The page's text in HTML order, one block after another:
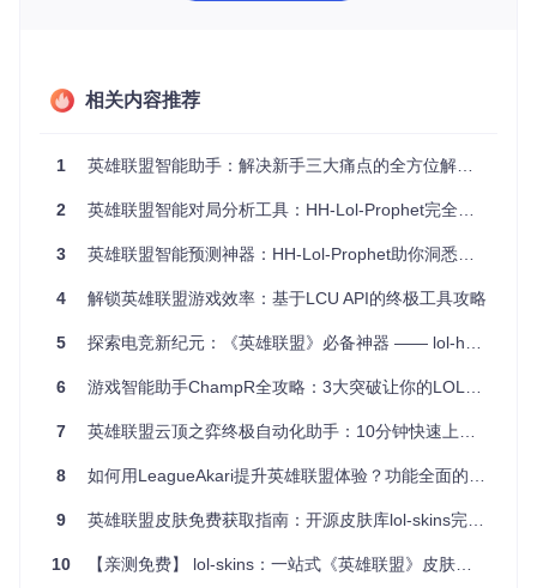
在激烈的团战中，准确掌握队友和敌人的复活时间至关重要。
规划战术，决定是继续追击还是暂时撤退。
场景三：快速分析对局数据
改进。智能助手的战绩查询分析功能可以深度挖掘你的游戏数
LOL辅助工具的浅色主题Logo，适合在不同光线环境下使用
技术实现揭秘：模块化工作原理
这款智能助手采用了模块化的设计，各个功能模块分工明确又
模块名称 主要功能 优势
相关内容推荐
1 英雄联盟智能助手：解决新手三大痛点的全方位解决方案
2 英雄联盟智能对局分析工具：HH-Lol-Prophet完全使用指南
3 英雄联盟智能预测神器：HH-Lol-Prophet助你洞悉对局胜负
4 解锁英雄联盟游戏效率：基于LCU API的终极工具攻略
5 探索电竞新纪元：《英雄联盟》必备神器 —— lol-helper
6 游戏智能助手ChampR全攻略：3大突破让你的LOL胜率飙升
7 英雄联盟云顶之弈终极自动化助手：10分钟快速上手完整指南
8 如何用LeagueAkari提升英雄联盟体验？功能全面的LOL辅助工具集全攻略 🎮
9 英雄联盟皮肤免费获取指南：开源皮肤库lol-skins完全解析
10 【亲测免费】 lol-skins：一站式《英雄联盟》皮肤数据库